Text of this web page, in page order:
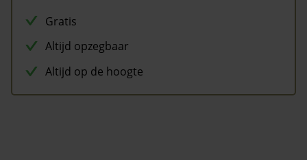
Gratis
Altijd opzegbaar
Altijd op de hoogte